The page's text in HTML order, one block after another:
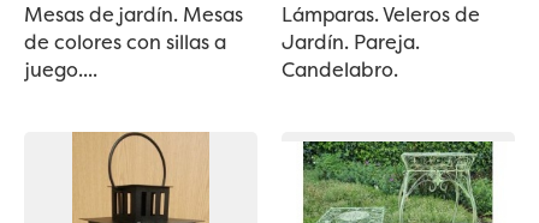
Mesas de jardín. Mesas
de colores con sillas a
juego....
Lámparas. Veleros de
Jardín. Pareja.
Candelabro.